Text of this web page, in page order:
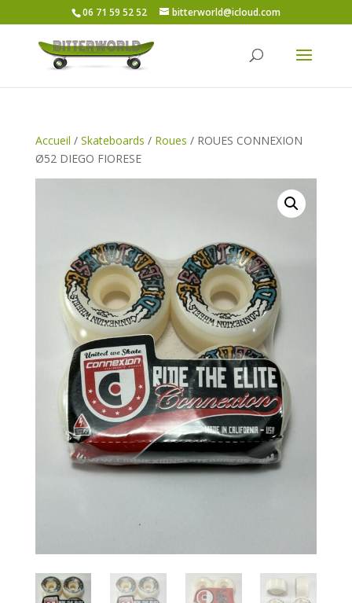
06 71 59 52 52 bitterworld@icloud.com
Accueil / Skateboards / Roues / ROUES CONNEXION
Ø52 DIEGO FIORESE